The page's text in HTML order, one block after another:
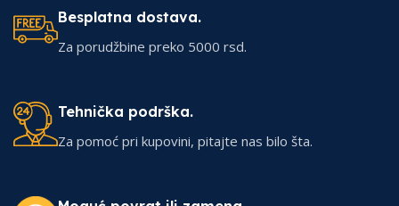
Besplatna dostava.
Za porudžbine preko 5000 rsd.
Tehnička podrška.
Za pomoć pri kupovini, pitajte nas bilo šta.